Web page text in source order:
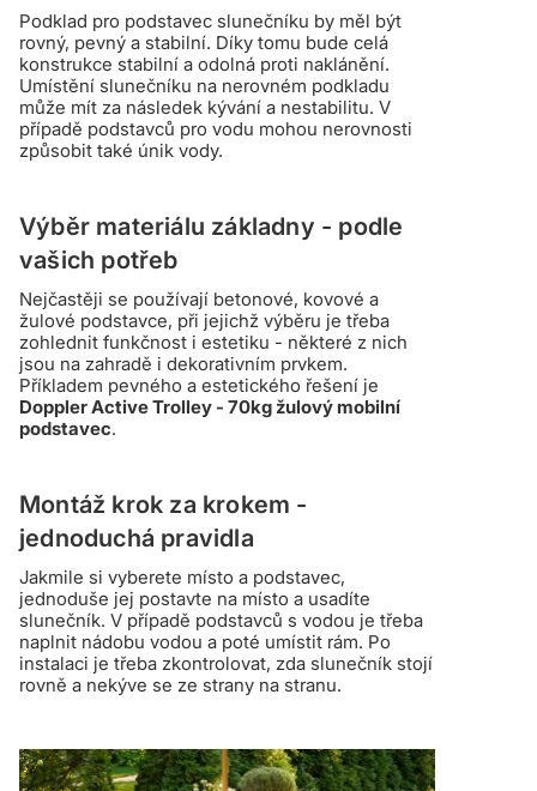
Podklad pro podstavec slunečníku by měl být
rovný, pevný a stabilní. Díky tomu bude celá
konstrukce stabilní a odolná proti naklánění.
Umístění slunečníku na nerovném podkladu
může mít za následek kývání a nestabilitu. V
případě podstavců pro vodu mohou nerovnosti
způsobit také únik vody.
Výběr materiálu základny - podle
vašich potřeb
Nejčastěji se používají betonové, kovové a
žulové podstavce, při jejichž výběru je třeba
zohlednit funkčnost i estetiku - některé z nich
jsou na zahradě i dekorativním prvkem.
Příkladem pevného a estetického řešení je
Doppler Active Trolley - 70kg žulový mobilní
podstavec.
Montáž krok za krokem -
jednoduchá pravidla
Jakmile si vyberete místo a podstavec,
jednoduše jej postavte na místo a usadíte
slunečník. V případě podstavců s vodou je třeba
naplnit nádobu vodou a poté umístit rám. Po
instalaci je třeba zkontrolovat, zda slunečník stojí
rovně a nekýve se ze strany na stranu.